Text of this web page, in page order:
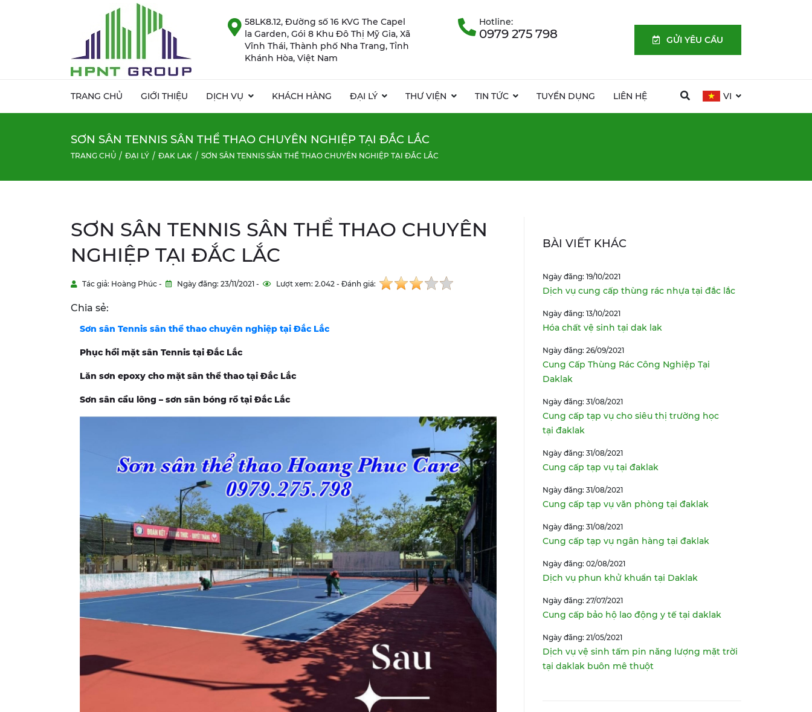
TRANG CHỦ GIỚI THIỆU DỊCH VỤ KHÁCH HÀNG ĐẠI LÝ THƯ VIỆN TIN TỨC TUYỂN DỤNG LIÊN HỆ VI
58LK8.12, Đường số 16 KVG The Capel
la Garden, Gói 8 Khu Đô Thị Mỹ Gia, Xã
Vĩnh Thái, Thành phố Nha Trang, Tỉnh
Khánh Hòa, Việt Nam
Hotline:
0979 275 798 GỬI YÊU CẦU
SƠN SÂN TENNIS SÂN THỂ THAO CHUYÊN NGHIỆP TẠI ĐẮC LẮC
TRANG CHỦ ĐẠI LÝ ĐAK LAK SƠN SÂN TENNIS SÂN THỂ THAO CHUYÊN NGHIỆP TẠI ĐẮC LẮC
SƠN SÂN TENNIS SÂN THỂ THAO CHUYÊN
NGHIỆP TẠI ĐẮC LẮC
Tác giả: Hoàng Phúc - Ngày đăng: 23/11/2021 - Lượt xem: 2.042 - Đánh giá:
Chia sẻ:
Sơn sân Tennis sân thể thao chuyên nghiệp tại Đắc Lắc
Phục hồi mặt sân Tennis tại Đắc Lắc
Lăn sơn epoxy cho mặt sân thể thao tại Đắc Lắc
Sơn sân cầu lông – sơn sân bóng rổ tại Đắc Lắc
BÀI VIẾT KHÁC
Ngày đăng: 19/10/2021
Dịch vụ cung cấp thùng rác nhựa tại đắc lắc
Ngày đăng: 13/10/2021
Hóa chất vệ sinh tại dak lak
Ngày đăng: 26/09/2021
Cung Cấp Thùng Rác Công Nghiệp Tại
Daklak
Ngày đăng: 31/08/2021
Cung cấp tạp vụ cho siêu thị trường học
tại đaklak
Ngày đăng: 31/08/2021
Cung cấp tạp vụ tại đaklak
Ngày đăng: 31/08/2021
Cung cấp tạp vụ văn phòng tại đaklak
Ngày đăng: 31/08/2021
Cung cấp tạp vụ ngân hàng tại đaklak
Ngày đăng: 02/08/2021
Dịch vụ phun khử khuẩn tại Daklak
Ngày đăng: 27/07/2021
Cung cấp bảo hộ lao động y tế tại daklak
Ngày đăng: 21/05/2021
Dịch vụ vệ sinh tấm pin năng lượng mặt trời
tại daklak buôn mê thuột